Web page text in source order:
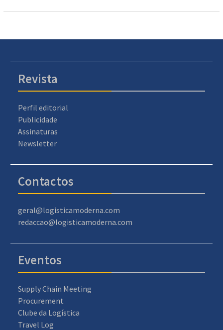
Revista
Perfil editorial
Publicidade
Assinaturas
Newsletter
Contactos
geral@logisticamoderna.com
redaccao@logisticamoderna.com
Eventos
Supply Chain Meeting
Procurement
Clube da Logística
Travel Log